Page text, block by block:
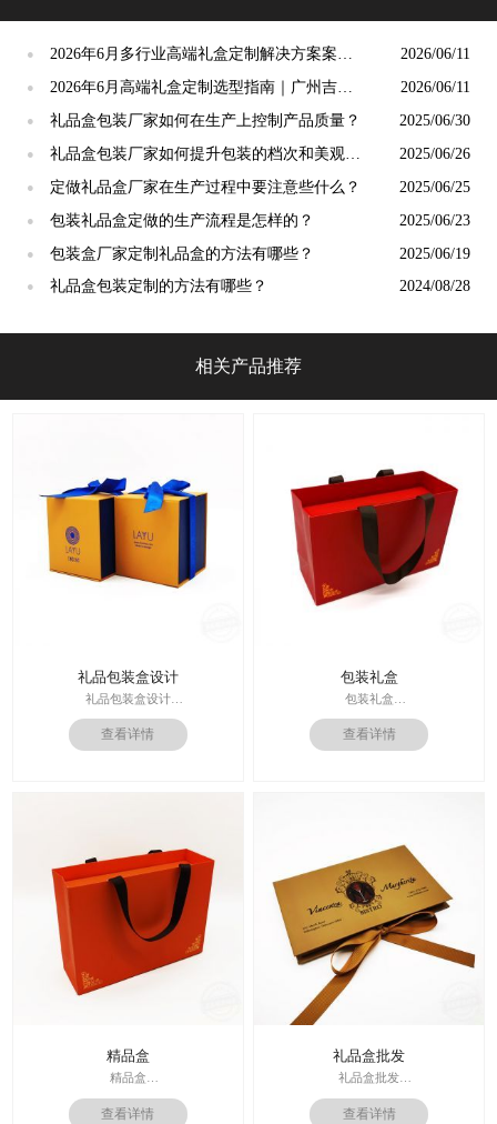
●
2026年6月多行业高端礼盒定制解决方案案例
｜广州吉彩四方印务有限公司
2026/06/11
●
2026年6月高端礼盒定制选型指南｜广州吉彩
四方印务有限公司
2026/06/11
● 礼品盒包装厂家如何在生产上控制产品质量？ 2025/06/30
●
礼品盒包装厂家如何提升包装的档次和美观
度?
2025/06/26
● 定做礼品盒厂家在生产过程中要注意些什么？ 2025/06/25
● 包装礼品盒定做的生产流程是怎样的？ 2025/06/23
● 包装盒厂家定制礼品盒的方法有哪些？ 2025/06/19
● 礼品盒包装定制的方法有哪些？ 2024/08/28
相关产品推荐
礼品包装盒设计
礼品包装盒设计
印刷技术：专色印刷/四色印刷
内材料：特种纸
运输：全球发货，售后无忧
查看详情
包装礼盒
包装礼盒
印刷技术： 专色印刷
面纸：特种纸
内材料：1500克灰板
周期：签订合同确认样板后7-15个工
作日
查看详情
精品盒
精品盒
印刷技术： 专色印刷
面纸：特种纸
查看详情
礼品盒批发
礼品盒批发
印刷技术： 专色印刷
面纸：特种纸
查看详情